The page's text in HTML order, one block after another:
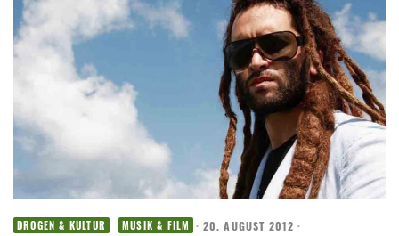
DROGEN & KULTUR MUSIK & FILM · 20. AUGUST 2012 ·